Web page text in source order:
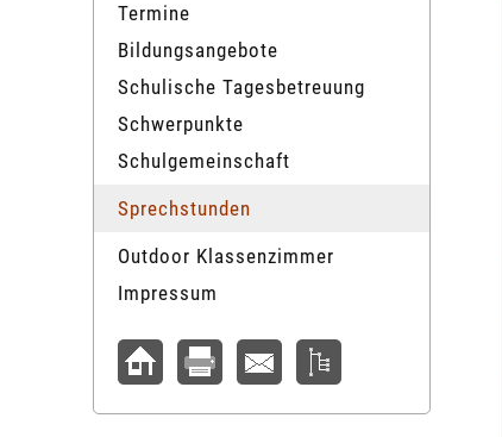
Termine
Bildungsangebote
Schulische Tagesbetreuung
Schwerpunkte
Schulgemeinschaft
Sprechstunden
Outdoor Klassenzimmer
Impressum